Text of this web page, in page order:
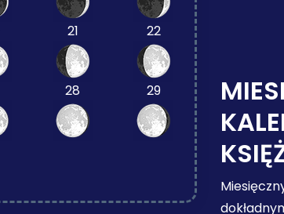
21 22
28 29